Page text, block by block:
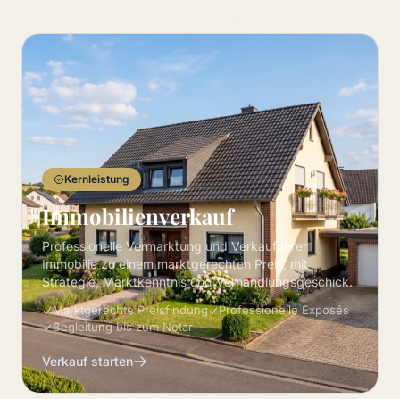
Kernleistung
Immobilienverkauf
Professionelle Vermarktung und Verkauf Ihrer
Immobilie zu einem marktgerechten Preis, mit
Strategie, Marktkenntnis und Verhandlungsgeschick.
Marktgerechte Preisfindung
Professionelle Exposés
Begleitung bis zum Notar
Verkauf starten